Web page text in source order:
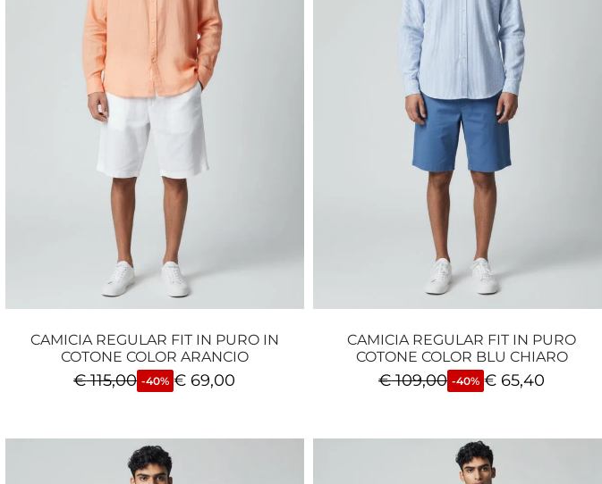
CAMICIA REGULAR FIT IN PURO IN
COTONE COLOR ARANCIO
€115,00 -40% € 69,00
CAMICIA REGULAR FIT IN PURO
COTONE COLOR BLU CHIARO
€109,00 -40% € 65,40